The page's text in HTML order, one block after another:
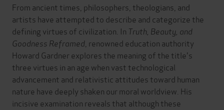
From ancient times, philosophers, theologians, and
artists have attempted to describe and categorize the
defining virtues of civilization. In Truth, Beauty, and
Goodness Reframed , renowned education authority
Howard Gardner explores the meaning of the title's
three virtues in an age when vast technological
advancement and relativistic attitudes toward human
nature have deeply shaken our moral worldview. His
incisive examination reveals that although these